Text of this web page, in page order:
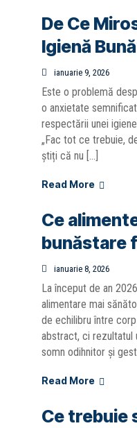
De Ce
Igienă
ianuarie 9, 2026
Este o problemă
o anxietate
respectării unei
„Fac tot ce trebuie,
știți că nu […]
Read More
Ce
bunăstare
ianuarie 8, 2026
La început de an
alimentare mai
de echilibru între
abstract, ci rezultatul
somn odihnitor și
Read More
Ce trebuie